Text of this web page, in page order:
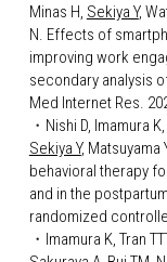
Minas H, Sekiya Y,
N. Effects of
improving work
secondary analysis
Med Internet Res.
・
Sekiya Y, Matsuyama
behavioral therapy
and in the
randomized
・ Imamura K, Tran